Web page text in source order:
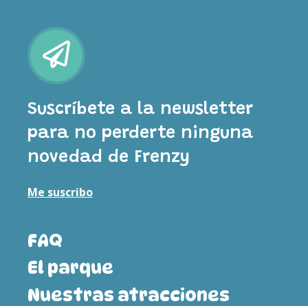
Suscríbete a la newsletter
para no perderte ninguna
novedad de Frenzy
Me suscribo
FAQ
El parque
Nuestras atracciones